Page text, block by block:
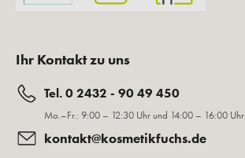
Ihr Kontakt zu uns
Tel. 0 2432 - 90 49 450
Mo.–Fr.: 9:00 – 12:30 Uhr und 14:00 – 16:00 Uhr
kontakt@kosmetikfuchs.de